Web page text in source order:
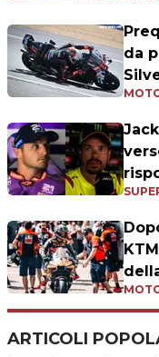
da
ARTICOLI